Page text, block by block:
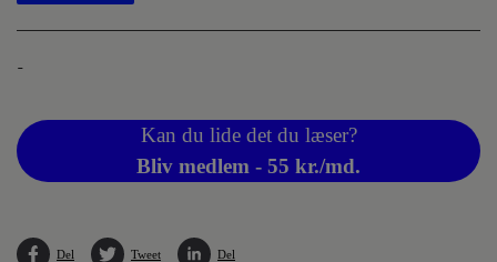
-
Kan du lide det du læser?
Bliv medlem - 55 kr./md.
Del Tweet Del